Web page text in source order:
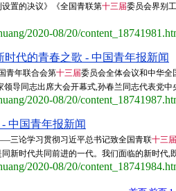
置的决议》《全国青联第十三届委员会界别
2020-08/20/
代的青春之歌 - 中国青年报新闻
青年联合会第十三届委员会全体会议和中华
导同志出席大会开幕式,孙春兰同志代表党
2020-08/20/
中国青年报新闻
三论学习贯彻习近平总书记致全国青联十三届
新时代共同前进的一代。我们面临的新时代,
2020-08/20/